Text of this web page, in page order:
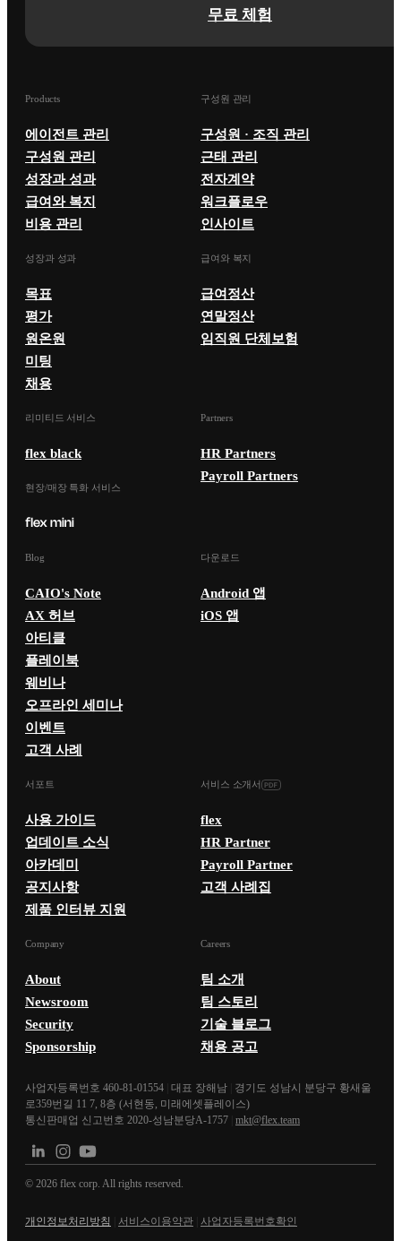
무료 체험
Products
에이전트 관리
구성원 관리
성장과 성과
급여와 복지
비용 관리
구성원 관리
구성원 · 조직 관리
근태 관리
전자계약
워크플로우
인사이트
성장과 성과
목표
평가
원온원
미팅
채용
급여와 복지
급여정산
연말정산
임직원 단체보험
리미티드 서비스
flex black
현장/매장 특화 서비스
Partners
HR Partners
Payroll Partners
Blog
CAIO's Note
AX 허브
아티클
플레이북
웨비나
오프라인 세미나
이벤트
고객 사례
다운로드
Android 앱
iOS 앱
서포트
사용 가이드
업데이트 소식
아카데미
공지사항
제품 인터뷰 지원
서비스 소개서
flex
HR Partner
Payroll Partner
고객 사례집
Company
About
Newsroom
Security
Sponsorship
Careers
팀 소개
팀 스토리
기술 블로그
채용 공고
사업자등록번호 460-81-01554 대표 장해남
경기도 성남시 분당구 황새울
로359번길 11 7, 8층 (서현동, 미래에셋플레이스)
통신판매업 신고번호 2020-성남분당A-1757 mkt@flex.team
© 2026 flex corp. All rights reserved.
개인정보처리방침 서비스이용약관 사업자등록번호확인